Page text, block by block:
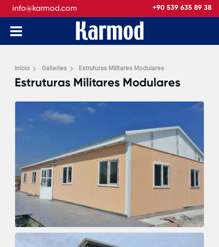
info@karmod.com +90 539 635 89 38
Início Galleries Estruturas Militares Modulares
Estruturas Militares Modulares